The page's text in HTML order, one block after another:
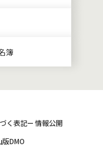
簿
く表記
情報公開
DMO